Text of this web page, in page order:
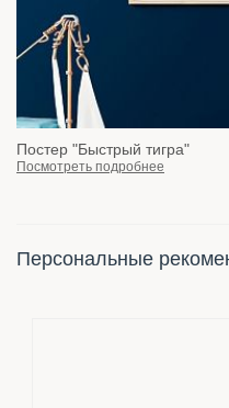
Постер "Быстрый тигра"
Посмотреть подробнее
Персональные